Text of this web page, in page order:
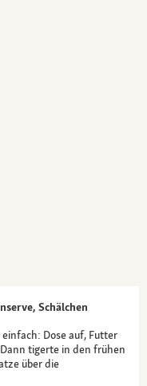
Schälchen
Dose auf, Futter
tigerte in den frühen
über die